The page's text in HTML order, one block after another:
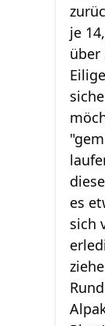
je
über
es
sich